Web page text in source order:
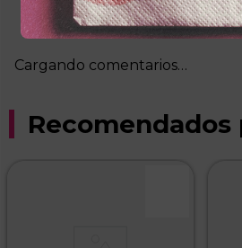
Más reciente
Cargando comentarios…
Recomendados